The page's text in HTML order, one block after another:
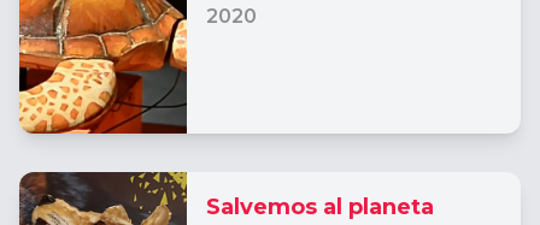
2020
Salvemos al planeta